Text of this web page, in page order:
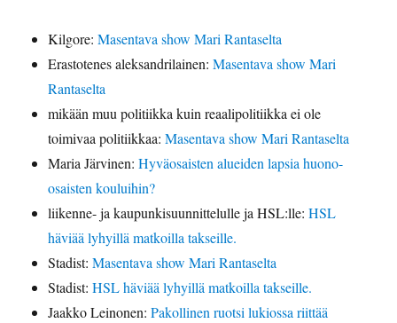
Kilgore:Masentava show Mari Rantaselta
Erastotenes aleksandrilainen:Masentava show Mari
Rantaselta
mikään muu politiikka kuin reaalipolitiikka ei ole
toimivaa politiikkaa:Masentava show Mari Rantaselta
Maria Järvinen:Hyväosaisten alueiden lapsia huono-
osaisten kouluihin?
liikenne- ja kaupunkisuunnittelulle ja HSL:lle:HSL
häviää lyhyillä matkoilla takseille.
Stadist:Masentava show Mari Rantaselta
Stadist:HSL häviää lyhyillä matkoilla takseille.
Jaakko Leinonen:Pakollinen ruotsi lukiossa riittää